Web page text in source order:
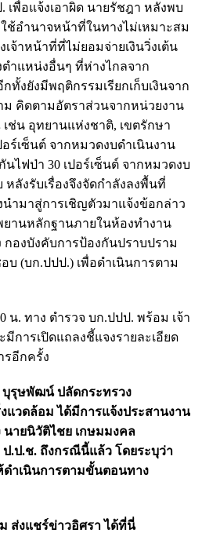
พื่อแจ้งเอาผิด นายรัชฎา หลังพบ
ช้อำนาจหน้าที่ในทางไม่เหมาะสม
จ้าหน้าที่ที่ไม่ยอมจ่ายเงินวิ่งเต้น
ตำแหน่งอื่นๆ ที่ห่างไกลจาก
ทั้งยังมีพฤติกรรมเรียกเก็บเงินจาก
คิดตามอัตราส่วนจากหน่วยงาน
ช่น อุทยานแห่งชาติ, เขตรักษา
อร์เซ็นต์ จากหมวดงบดำเนินงาน
ไฟป่า 30 เปอร์เซ็นต์ จากหมวดงบ
ลังรับเรื่องจึงจัดกำลังลงพื้นที่
นำมาสู่การเชิญตัวมาแจ้งข้อกล่าว
านหลักฐานภายในห้องทำงาน
กองบังคับการป้องกันปราบปราม
(บก.ปปป.) เพื่อดำเนินการตาม
น. ทาง ตำรวจ บก.ปปป. พร้อม เจ้า
การเปิดแถลงชี้แจงรายละเอียด
รอีกครั้ง
บุรุษพัฒน์ ปลัดกระทรวง
แวดล้อม ได้มีการแจ้งประสานงาน
นายนิวัติไชย เกษมมงคล
.ป.ช. ถึงกรณีนี้แล้ว โดยระบุว่า
ำเนินการตามขั้นตอนทาง
ส่งแชร์ข่าวอิศรา ได้ที่นี่